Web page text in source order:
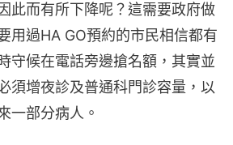
此而有所下降呢？這需要政府做
用過HA GO預約的市民相信都有
守候在電話旁邊搶名額，其實並
須增夜診及普通科門診容量，以
一部分病人。